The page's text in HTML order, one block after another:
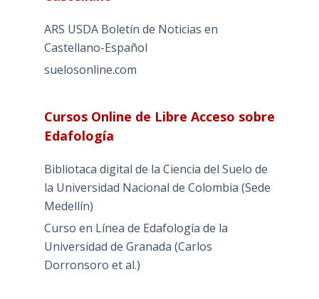
ARS USDA Boletín de Noticias en
Castellano-Español
suelosonline.com
Cursos Online de Libre Acceso sobre
Edafología
Bibliotaca digital de la Ciencia del Suelo de
la Universidad Nacional de Colombia (Sede
Medellín)
Curso en Línea de Edafología de la
Universidad de Granada (Carlos
Dorronsoro et al.)